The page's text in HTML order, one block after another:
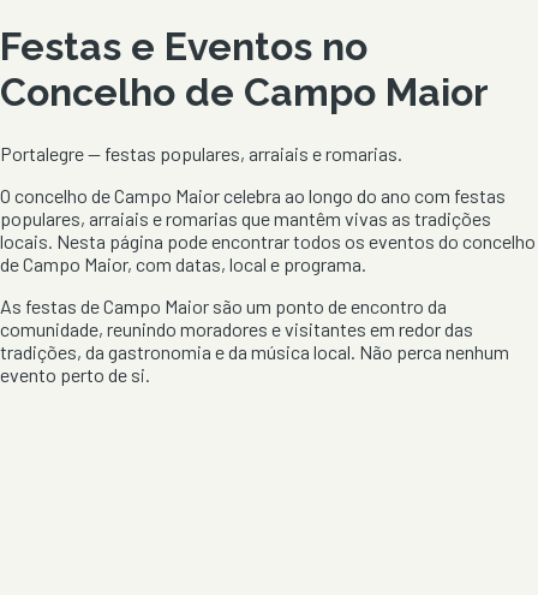
Festas e Eventos no
Concelho de Campo Maior
Portalegre— festas populares, arraiais e romarias.
O concelho deCampo Maiorcelebra ao longo do ano com festas
populares, arraiais e romarias que mantêm vivas as tradições
locais. Nesta página pode encontrar todos os eventos do concelho
deCampo Maior, com datas, local e programa.
As festas deCampo Maior são um ponto de encontro da
comunidade, reunindo moradores e visitantes em redor das
tradições, da gastronomia e da música local. Não perca nenhum
evento perto de si.